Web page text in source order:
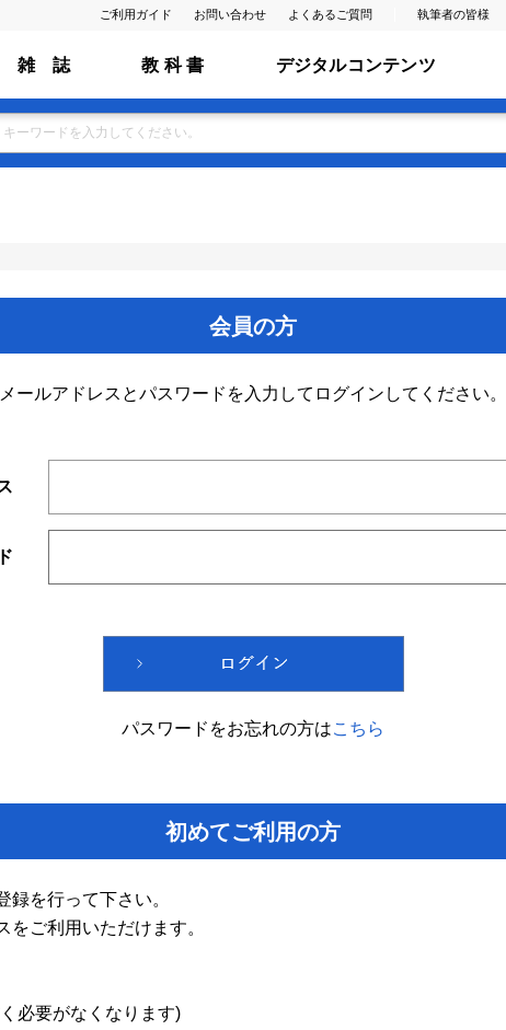
ご利用ガイド お問い合わせ よくあるご質問 執筆者の皆様
雑 誌 教 科 書 デジタルコンテンツ
会員の方
メールアドレスとパスワードを入力してログインしてください。
パスワードをお忘れの方はこちら
初めてご利用の方
を行って下さい。
ご利用いただけます。
必要がなくなります)